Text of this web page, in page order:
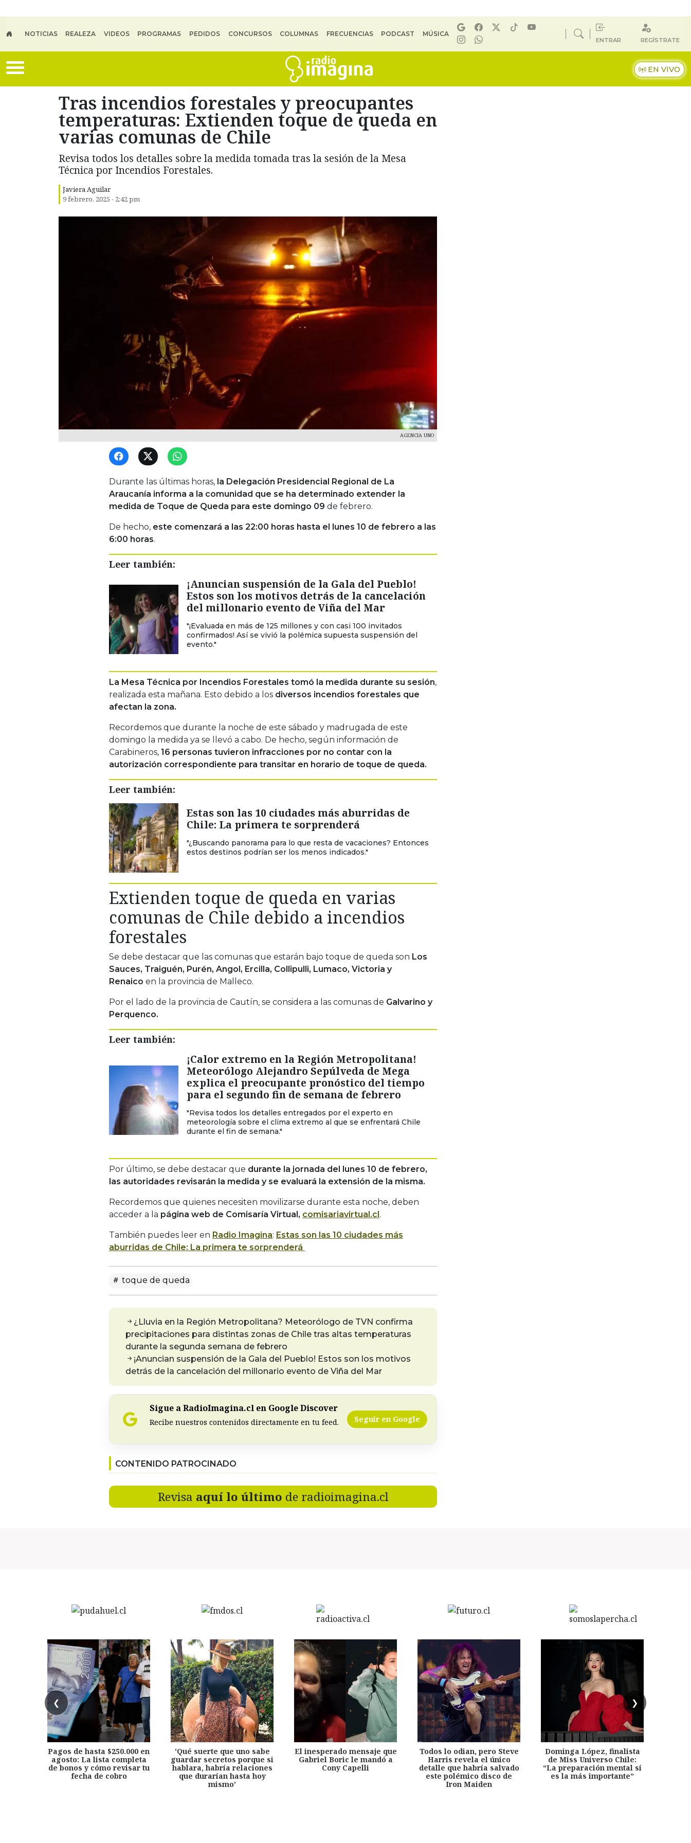
NOTICIAS REALEZA VIDEOS PROGRAMAS PEDIDOS CONCURSOS COLUMNAS FRECUENCIAS PODCAST MÚSICA
ENTRAR REGÍSTRATE
EN VIVO
Tras incendios forestales y preocupantes
temperaturas: Extienden toque de queda en
varias comunas de Chile
Revisa todos los detalles sobre la medida tomada tras la sesión de la Mesa
Técnica por Incendios Forestales.
Javiera Aguilar
9 febrero, 2025 - 2:42 pm
AGENCIA UNO
Durante las últimas horas, la Delegación Presidencial Regional de La
Araucanía informa a la comunidad que se ha determinado extender la
medida de Toque de Queda para este domingo 09 de febrero.
De hecho, este comenzará a las 22:00 horas hasta el lunes 10 de febrero a las
6:00 horas.
Leer también:
¡Anuncian suspensión de la Gala del Pueblo!
Estos son los motivos detrás de la cancelación
del millonario evento de Viña del Mar
"¡Evaluada en más de 125 millones y con casi 100 invitados
confirmados! Así se vivió la polémica supuesta suspensión del
evento."
La Mesa Técnica por Incendios Forestales tomó la medida durante su sesión,
realizada esta mañana. Esto debido a los diversos incendios forestales que
afectan la zona.
Recordemos que durante la noche de este sábado y madrugada de este
domingo la medida ya se llevó a cabo. De hecho, según información de
Carabineros, 16 personas tuvieron infracciones por no contar con la
autorización correspondiente para transitar en horario de toque de queda.
Leer también:
Estas son las 10 ciudades más aburridas de
Chile: La primera te sorprenderá
"¿Buscando panorama para lo que resta de vacaciones? Entonces
estos destinos podrían ser los menos indicados."
Extienden toque de queda en varias
comunas de Chile debido a incendios
forestales
Se debe destacar que las comunas que estarán bajo toque de queda son Los
Sauces, Traiguén, Purén, Angol, Ercilla, Collipulli, Lumaco, Victoria y
Renaico en la provincia de Malleco.
Por el lado de la provincia de Cautín, se considera a las comunas de Galvarino y
Perquenco.
Leer también:
¡Calor extremo en la Región Metropolitana!
Meteorólogo Alejandro Sepúlveda de Mega
explica el preocupante pronóstico del tiempo
para el segundo fin de semana de febrero
"Revisa todos los detalles entregados por el experto en
meteorología sobre el clima extremo al que se enfrentará Chile
durante el fin de semana."
Por último, se debe destacar que durante la jornada del lunes 10 de febrero,
las autoridades revisarán la medida y se evaluará la extensión de la misma.
Recordemos que quienes necesiten movilizarse durante esta noche, deben
acceder a la página web de Comisaría Virtual, comisariavirtual.cl.
También puedes leer en Radio Imagina: Estas son las 10 ciudades más
aburridas de Chile: La primera te sorprenderá
toque de queda
¿Lluvia en la Región Metropolitana? Meteorólogo de TVN confirma
precipitaciones para distintas zonas de Chile tras altas temperaturas
durante la segunda semana de febrero
¡Anuncian suspensión de la Gala del Pueblo! Estos son los motivos
detrás de la cancelación del millonario evento de Viña del Mar
Sigue a RadioImagina.cl en Google Discover
Recibe nuestros contenidos directamente en tu feed. Seguir en Google
CONTENIDO PATROCINADO
Revisa aquí lo último de radioimagina.cl
❮ ❯
Pagos de hasta $250.000 en
agosto: La lista completa
de bonos y cómo revisar tu
fecha de cobro
'Qué suerte que uno sabe
guardar secretos porque si
hablara, habría relaciones
que durarían hasta hoy
mismo'
El inesperado mensaje que
Gabriel Boric le mandó a
Cony Capelli
Todos lo odian, pero Steve
Harris revela el único
detalle que habría salvado
este polémico disco de
Iron Maiden
Dominga López, finalista
de Miss Universo Chile:
“La preparación mental sí
es la más importante”